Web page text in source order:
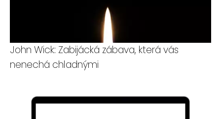
John Wick: Zabijácká zábava, která vás
nenechá chladnými